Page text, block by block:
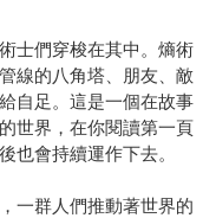
士們穿梭在其中。熵術
線的八角塔、朋友、敵
自足。這是一個在故事
世界，在你閱讀第一頁
也會持續運作下去。
一群人們推動著世界的